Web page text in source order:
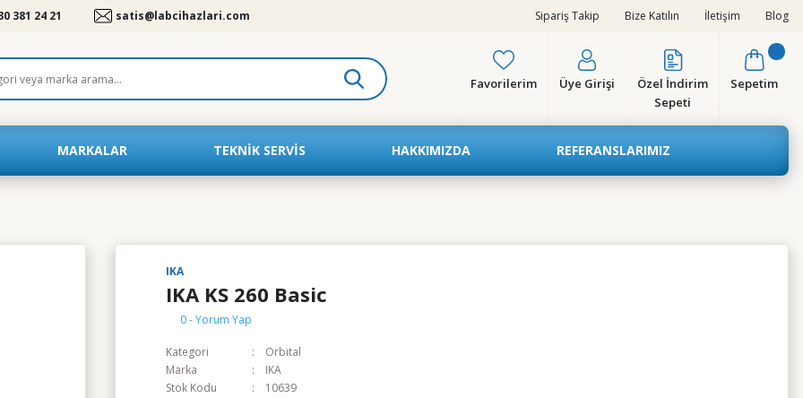
381 24 21 satis@labcihazlari.com Sipariş Takip Bize Katılın İletişim Blog
Favorilerim Üye Girişi
Özel İndirim
Sepeti
Sepetim
MARKALAR TEKNIK SERVIS HAKKIMIZDA REFERANSLARIMIZ
IKA
IKA KS 260 Basic
0 - Yorum Yap
Kategori
Orbital
Marka
IKA
Stok Kodu
10639